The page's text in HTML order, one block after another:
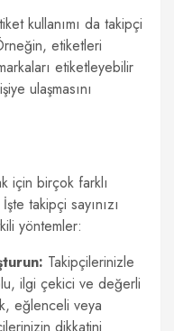
kullanımı da takipçi
etiketleri
etiketleyebilir
ulaşmasını
için birçok farklı
takipçi sayınızı
yöntemler:
Takipçilerinizle
ilgi çekici ve değerli
eğlenceli veya